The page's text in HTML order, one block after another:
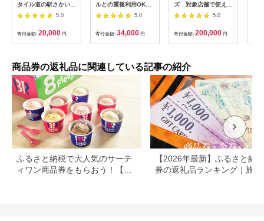
タイル道の駅さかい店
限定】ピザーラ利用券
(6,000円相当)
5.0
寄付金額: 20,000 円
ルとの重複利用OK
10,000円相当オーダ
ーシャツお仕立券【ビ
ッグヴィジョン】
5.0
寄付金額: 34,000 円
ズ 対象店舗で使える
眼鏡引換券（6万円相
当）Silver np m [N-
5.0
寄付金額: 200,000 円
商品券の返礼品に関連している記事の紹介
ふるさと納税で大人気のサーテ
ィワン商品券をもらおう！【静
【2026年最新】ふるさと納
券の返礼品ランキング｜旅行